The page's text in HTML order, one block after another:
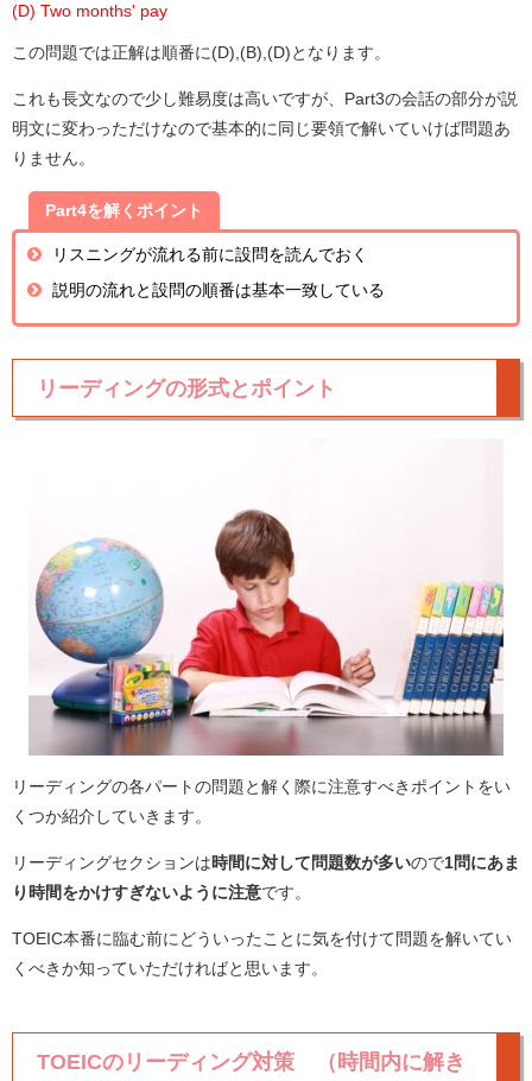
(D) Two months' pay
この問題では正解は順番に(D),(B),(D)となります。
これも長文なので少し難易度は高いですが、Part3の会話の部分が説
明文に変わっただけなので基本的に同じ要領で解いていけば問題あ
りません。
Part4を解くポイント
リスニングが流れる前に設問を読んでおく
説明の流れと設問の順番は基本一致している
リーディングの形式とポイント
リーディングの各パートの問題と解く際に注意すべきポイントをい
くつか紹介していきます。
リーディングセクションは 時間に対して問題数が多いので1問にあま
り時間をかけすぎないように注意です。
TOEIC本番に臨む前にどういったことに気を付けて問題を解いてい
くべきか知っていただければと思います。
TOEICのリーディング対策 （時間内に解き